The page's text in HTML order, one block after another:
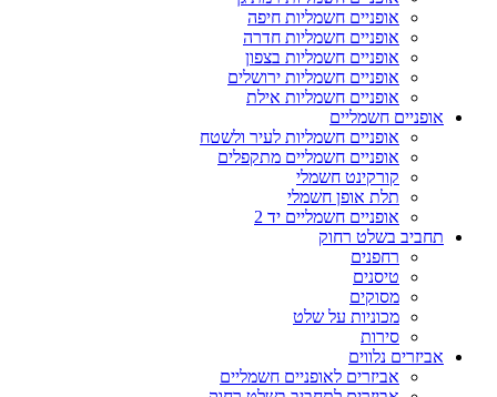
אופניים חשמליות חיפה
אופניים חשמליות חדרה
אופניים חשמליות בצפון
אופניים חשמליות ירושלים
אופניים חשמליות אילת
אופניים חשמליים
אופניים חשמליות לעיר ולשטח
אופניים חשמליים מתקפלים
קורקינט חשמלי
תלת אופן חשמלי
אופניים חשמליים יד 2
תחביב בשלט רחוק
רחפנים
טיסנים
מסוקים
מכוניות על שלט
סירות
אביזרים נלווים
אביזרים לאופניים חשמליים